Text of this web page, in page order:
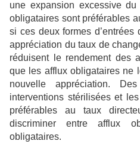
une expansion excessive
obligataires sont préférables
si ces deux formes
appréciation du taux de
réduisent le rendement des
que les afflux obligataires ne
nouvelle appréciation.
interventions stérilisées et
préférables au taux
discriminer entre afflux
obligataires.